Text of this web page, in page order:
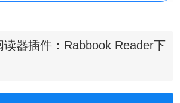
的使用方法
装Rabbook Reader插件，并在chrome
角的Rabbook Reader插件按钮来启动
读器插件：Rabbook Reader下